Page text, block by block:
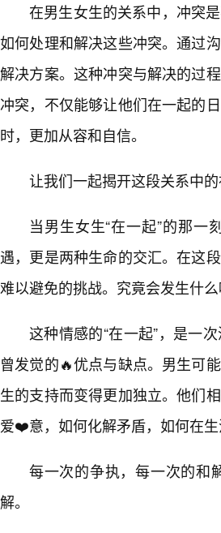
在男生女生的关系中，冲突
如何处理和解决这些冲突。通过
解决方案。这种冲突与解决的过
冲突，不仅能够让他们在一起的
时，更加从容和自信。
让我们一起揭开这段关系中
当男生女生“在一起”的那
遇，更是两种生命的交汇。在这
难以避免的挑战。究竟会发生什
这种情感的“在一起”，是一
曾发觉的🔥优点与缺点。男生可
生的支持而变得更加独立。他们
爱❤️意，如何化解矛盾，如何在
每一次的争执，每一次的和
解。